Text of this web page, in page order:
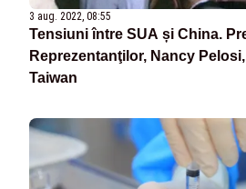
3 aug. 2022, 08:55
Tensiuni între SUA și China.
Reprezentanţilor, Nancy
Taiwan